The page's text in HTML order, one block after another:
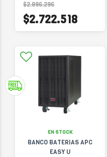
$2.896.296
$2.722.518
EN STOCK
BANCO BATERIAS APC
EASY U